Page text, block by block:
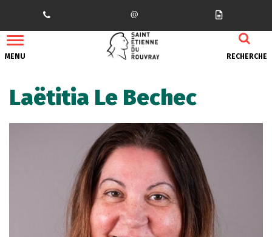
MENU RECHERCHE
Laëtitia Le Bechec